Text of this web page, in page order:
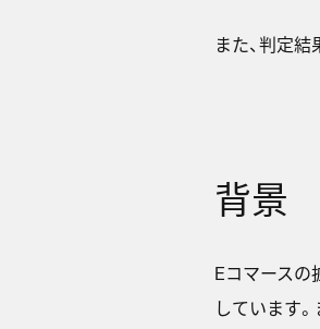
また、判定
背景
Eコマースの
しています